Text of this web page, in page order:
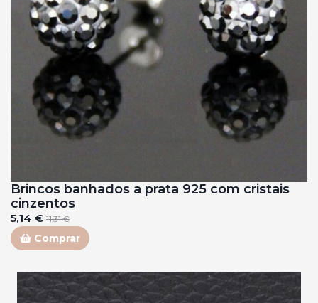
Brincos banhados a prata 925 com cristais
cinzentos
5,14 € 11,31 €
Comprar